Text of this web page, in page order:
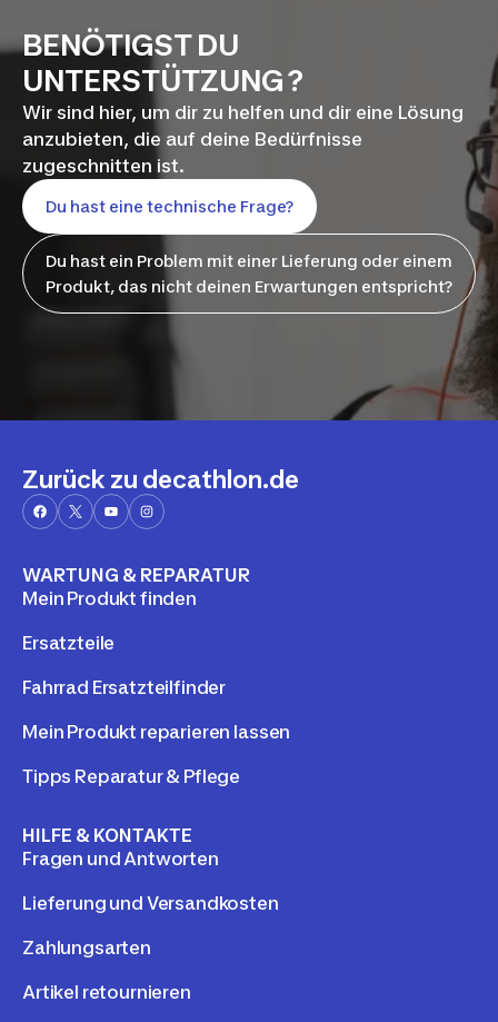
BENÖTIGST DU
UNTERSTÜTZUNG ?
Wir sind hier, um dir zu helfen und dir eine Lösung
anzubieten, die auf deine Bedürfnisse
zugeschnitten ist.
Du hast eine technische Frage?
Du hast ein Problem mit einer Lieferung oder einem
Produkt, das nicht deinen Erwartungen entspricht?
Zurück zu decathlon.de
WARTUNG & REPARATUR
Mein Produkt finden
Ersatzteile
Fahrrad Ersatzteilfinder
Mein Produkt reparieren lassen
Tipps Reparatur & Pflege
HILFE & KONTAKTE
Fragen und Antworten
Lieferung und Versandkosten
Zahlungsarten
Artikel retournieren